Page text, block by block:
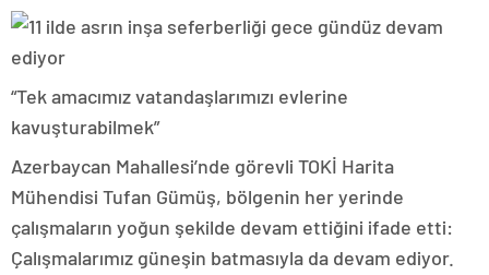
“Tek amacımız vatandaşlarımızı evlerine
kavuşturabilmek”
Azerbaycan Mahallesi’nde görevli TOKİ Harita
Mühendisi Tufan Gümüş, bölgenin her yerinde
çalışmaların yoğun şekilde devam ettiğini ifade etti:
Çalışmalarımız güneşin batmasıyla da devam ediyor.